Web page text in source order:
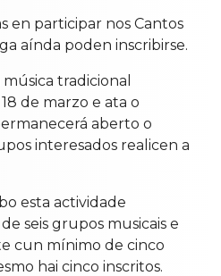
en participar nos Cantos
aínda poden inscribirse.
tradicional
de marzo e ata o
aberto o
interesados realicen a
esta actividade
seis grupos musicais e
cun mínimo de cinco
hai cinco inscritos.